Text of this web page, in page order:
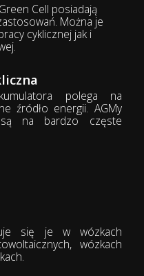
golfowych, widłowych,
Cell posiadają
Można je
cyklicznej jak i
polega na
źródło energii. AGMy
na bardzo częste
się je w wózkach
wózkach